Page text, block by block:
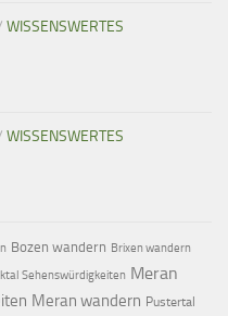
WISSENSWERTES
WISSENSWERTES
Bozen wandern Brixen wandern
Sehenswürdigkeiten Meran
Meran wandern Pustertal